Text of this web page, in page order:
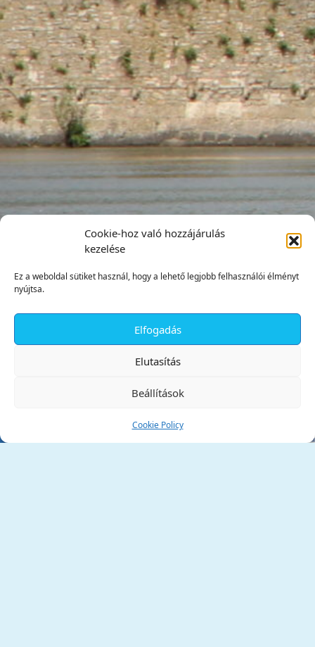
Cookie-hoz való hozzájárulás
kezelése
Ez a weboldal sütiket használ, hogy a lehető legjobb felhasználói élményt
nyújtsa.
Elfogadás
Elutasítás
Beállítások
Cookie Policy
Tata Város Önkormányzata
✕